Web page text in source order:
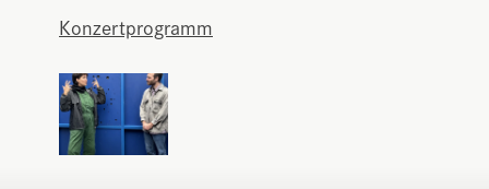
Konzertprogramm